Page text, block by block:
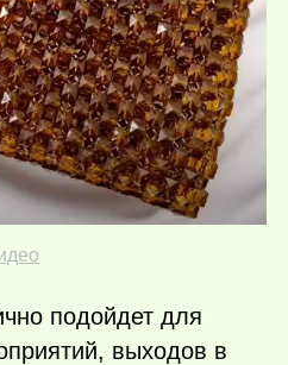
подойдет для
выходов в